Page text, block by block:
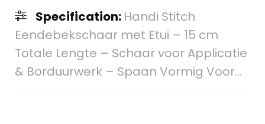
Specification: Handi Stitch
Eendebekschaar met Etui – 15 cm
Totale Lengte – Schaar voor Applicatie
& Borduurwerk – Spaan Vormig Voor…